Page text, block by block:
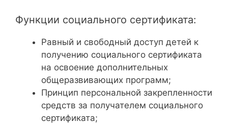
Функции социального сертификата:
Равный и свободный доступ детей к
получению социального сертификата
на освоение дополнительных
общеразвивающих программ;
Принцип персональной закрепленности
средств за получателем социального
сертификата;